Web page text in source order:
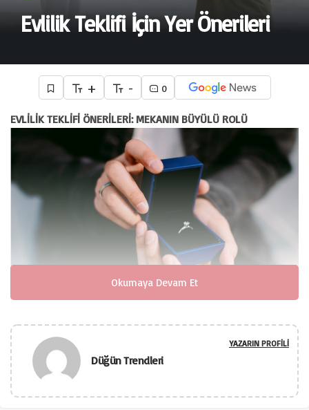
Evlilik Teklifi İçin Yer Önerileri
+ - 0
EVLİLİK TEKLİFİ ÖNERİLERİ: MEKANIN BÜYÜLÜ ROLÜ
Evlilik teklifi, bir ömür boyu sürecek bir yolculuğun ilk
adımıdır. Bu anın özel ve unutulmaz olması için mekanın
büyüleyici bir rolü vardır. İşte size evlilik teklifi önerileri ve
mekanın önemini belirten rehberimiz:
Okumaya Devam Et
Düğün Trendleri
YAZARIN PROFILI